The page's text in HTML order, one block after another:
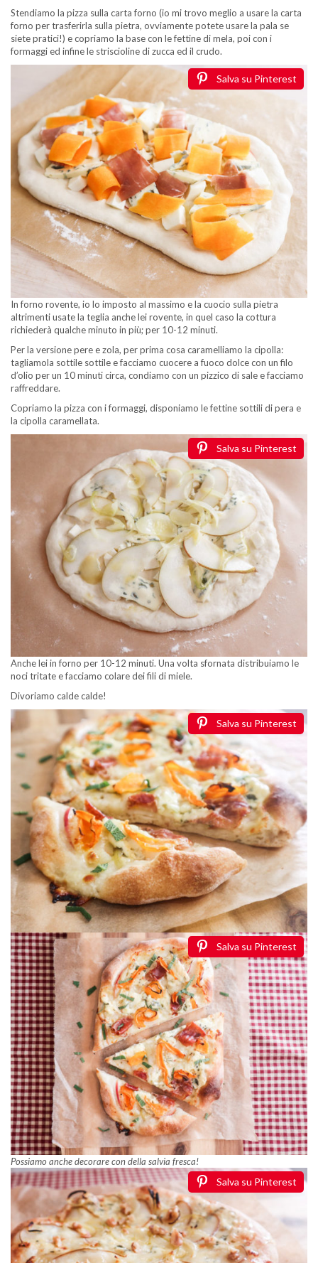
Stendiamo la pizza sulla carta forno (io mi trovo meglio a usare la carta
forno per trasferirla sulla pietra, ovviamente potete usare la pala se
siete pratici!) e copriamo la base con le fettine di mela, poi con i
formaggi ed infine le striscioline di zucca ed il crudo.
Salva su Pinterest
In forno rovente, io lo imposto al massimo e la cuocio sulla pietra
altrimenti usate la teglia anche lei rovente, in quel caso la cottura
richiederà qualche minuto in più; per 10-12 minuti.
Per la versione pere e zola, per prima cosa caramelliamo la cipolla:
tagliamola sottile sottile e facciamo cuocere a fuoco dolce con un filo
d’olio per un 10 minuti circa, condiamo con un pizzico di sale e facciamo
raffreddare.
Copriamo la pizza con i formaggi, disponiamo le fettine sottili di pera e
la cipolla caramellata.
Salva su Pinterest
Anche lei in forno per 10-12 minuti. Una volta sfornata distribuiamo le
noci tritate e facciamo colare dei fili di miele.
Divoriamo calde calde!
Salva su Pinterest
Salva su Pinterest
Possiamo anche decorare con della salvia fresca!
Salva su Pinterest